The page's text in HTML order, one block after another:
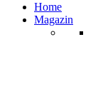
Home
Magazin